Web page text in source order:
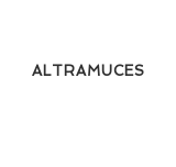
ALTRAMUCES